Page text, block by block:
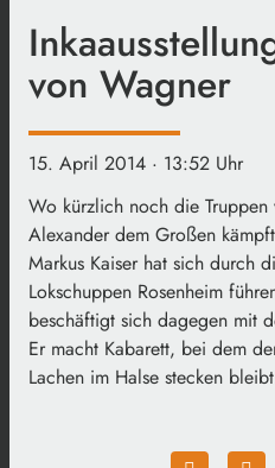
von Wagner
15. April 2014 · 13:52 Uhr
Wo kürzlich noch die Truppen
Alexander dem Großen
Markus Kaiser hat sich durch
Lokschuppen Rosenheim
beschäftigt sich dagegen mit
Er macht Kabarett, bei dem
Lachen im Halse stecken